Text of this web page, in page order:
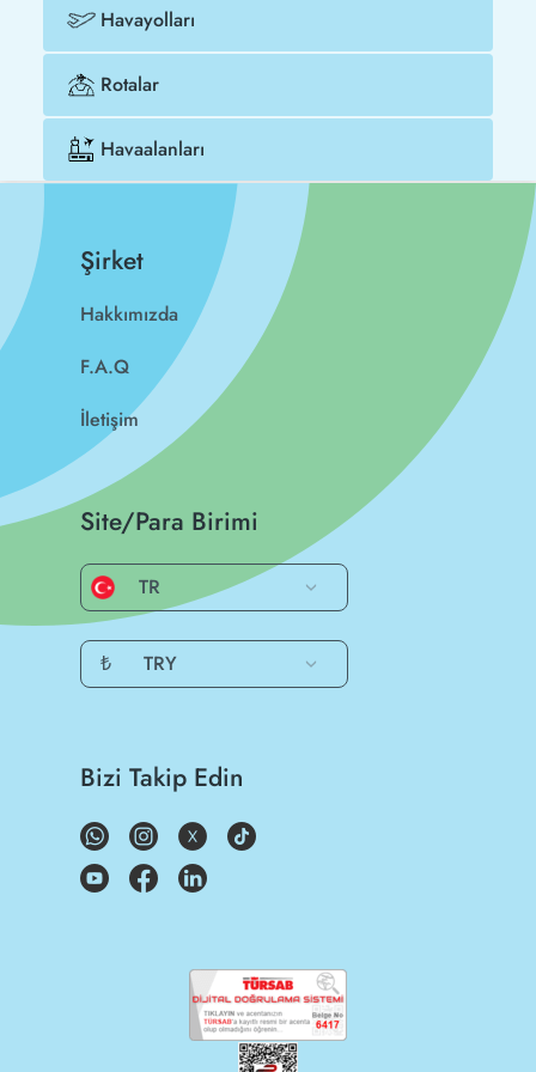
Havayolları
Rotalar
Havaalanları
Şirket
Hakkımızda
F.A.Q
İletişim
Site/Para Birimi
TR
₺ TRY
Bizi Takip Edin